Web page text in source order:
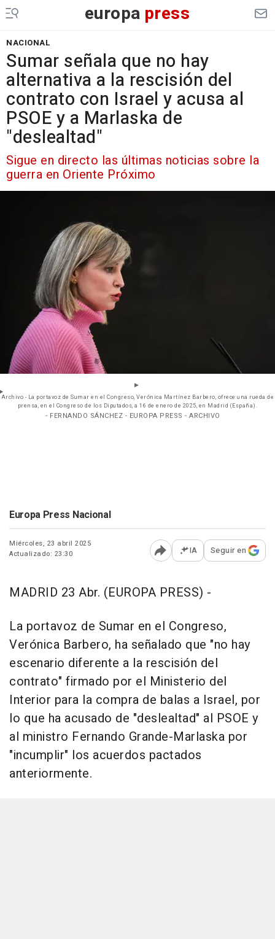
europa press
NACIONAL
Sumar señala que no hay
alternativa a la rescisión del
contrato con Israel y acusa al
PSOE y a Marlaska de
"deslealtad"
Sigue en directo las últimas noticias sobre la
guerra en Oriente Próximo
Archivo - La portavoz de Sumar en el Congreso, Verónica Martínez Barbero, ofrece una rueda de
prensa, en el Congreso de los Diputados, a 16 de enero de 2025, en Madrid (España).
- FERNANDO SÁNCHEZ - EUROPA PRESS - ARCHIVO
Europa Press Nacional
Miércoles, 23 abril 2025
Actualizado: 23:30
Abrir opciones para
IA Seguir en
MADRID 23 Abr. (EUROPA PRESS) -
La portavoz de Sumar en el Congreso,
Verónica Barbero, ha señalado que "no hay
escenario diferente a la rescisión del
contrato" firmado por el Ministerio del
Interior para la compra de balas a Israel, por
lo que ha acusado de "deslealtad" al PSOE y
al ministro Fernando Grande-Marlaska por
"incumplir" los acuerdos pactados
anteriormente.